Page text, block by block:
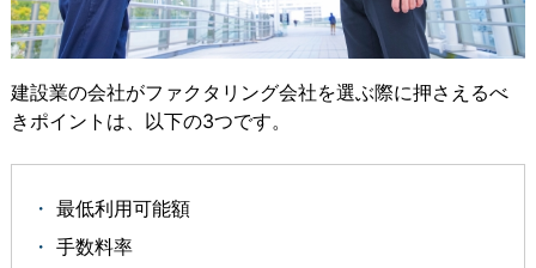
建設業の会社がファクタリング会社を選ぶ際に押さえるべ
きポイントは、以下の3つです。
最低利用可能額
手数料率
電話をかけて相談
する
電話受付時間 平日9:00～19:00